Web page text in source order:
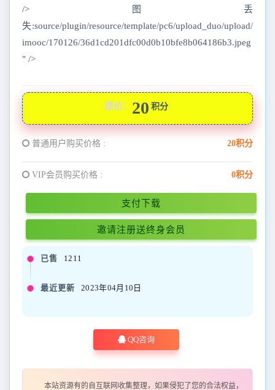
/>图丢
失:source/plugin/resource/template/pc6/upload_duo/upload/
imooc/170126/36d1cd201dfc00d0b10bfe8b064186b3.jpeg
" />
原价： 20 积分
普通用户购买价格 : 20积分
VIP会员购买价格 : 0积分
支付下载
邀请注册送终身会员
已售 1211
最近更新 2023年04月10日
QQ咨询
本站资源有的自互联网收集整理，如果侵犯了您的合法权益，